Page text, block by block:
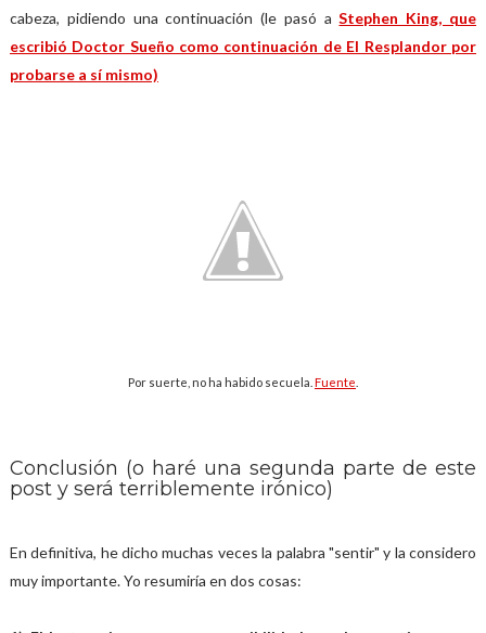
cabeza, pidiendo una continuación (le pasó aStephen King, que
escribió Doctor Sueño como continuación de El Resplandor por
probarse a sí mismo)
Por suerte, no ha habido secuela. Fuente
Conclusión (o haré una segunda parte de este
post y será terriblemente irónico)
En definitiva, he dicho muchas veces la palabra "sentir" y la considero
muy importante. Yo resumiría en dos cosas: